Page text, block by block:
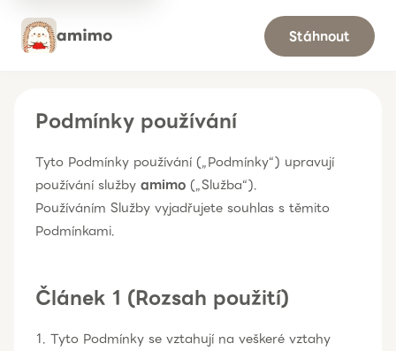
Stáhnout
Podmínky používání
Tyto Podmínky používání („Podmínky“) upravují
používání služby amimo („Služba“).
Používáním Služby vyjadřujete souhlas s těmito
Podmínkami.
Článek 1 (Rozsah použití)
Tyto Podmínky se vztahují na veškeré vztahy